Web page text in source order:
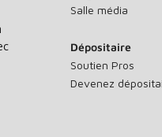
Salle média
Dépositaire
Soutien Pros
Devenez